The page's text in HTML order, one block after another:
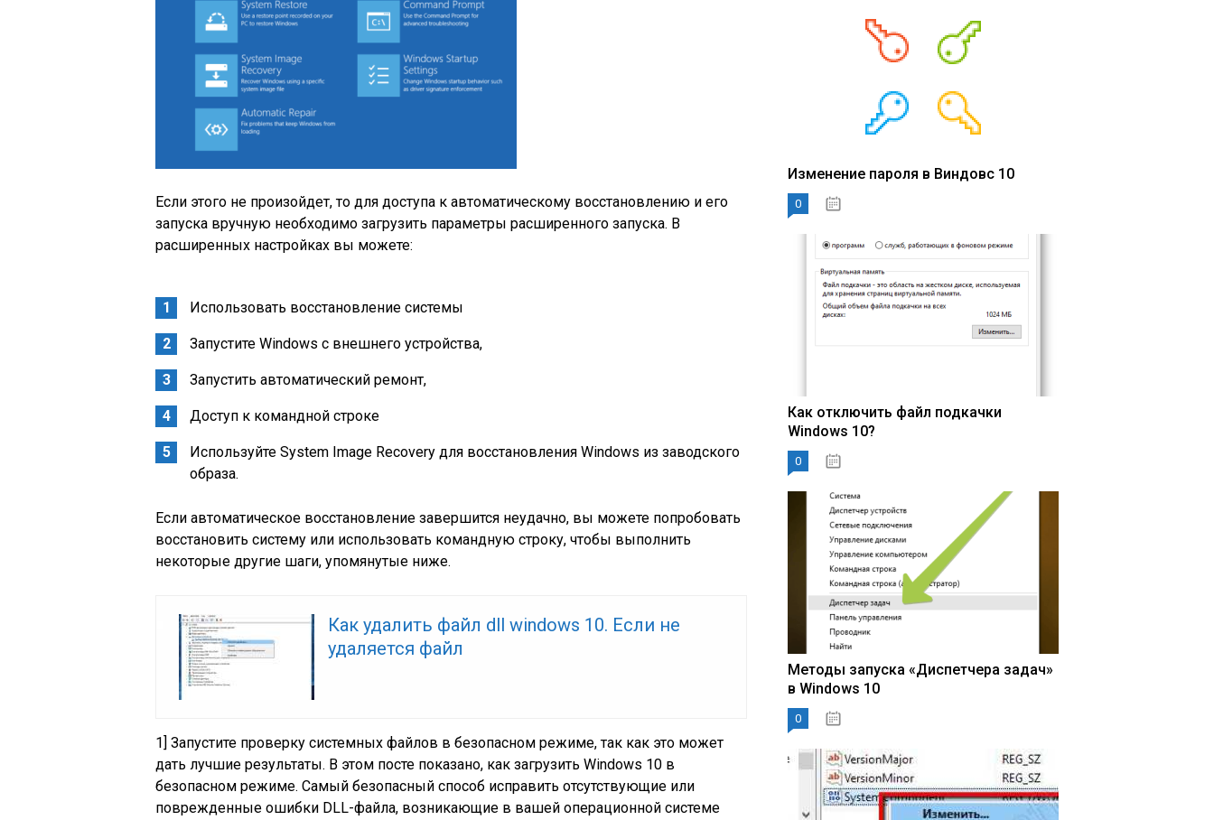
Если этого не произойдет, то для доступа к автоматическому восстановлению и его
запуска вручную необходимо загрузить параметры расширенного запуска. В
расширенных настройках вы можете:
Использовать восстановление системы
Запустите Windows с внешнего устройства,
Запустить автоматический ремонт,
Доступ к командной строке
Используйте System Image Recovery для восстановления Windows из заводского
образа.
Если автоматическое восстановление завершится неудачно, вы можете попробовать
восстановить систему или использовать командную строку, чтобы выполнить
некоторые другие шаги, упомянутые ниже.
Как удалить файл dll windows 10. Если не
удаляется файл
1] Запустите проверку системных файлов в безопасном режиме, так как это может
дать лучшие результаты. В этом посте показано, как загрузить Windows 10 в
безопасном режиме. Самый безопасный способ исправить отсутствующие или
поврежденные ошибки DLL-файла, возникающие в вашей операционной системе
Изменение пароля в Виндовс 10
0
Как отключить файл подкачки
Windows 10?
0
Методы запуска «Диспетчера задач»
в Windows 10
0